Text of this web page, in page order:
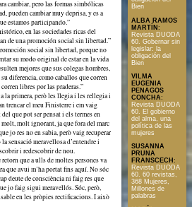
cambiar, pero las formas simbólicas
pueden cambiar muy deprisa, y es a
estamos participando.”
en las sociedades ricas del
de una promoción social sin libertad.”
social sin libertad, porque no
su modo original de estar en la vida
mejores que sus colegas hombres,
diferencia, como caballos que corren
libres por las praderas.”
la primera, però les llegia i les rellegia i
trencar el meu Finisterre i em vaig
que pot ser pensat i els termes en
molt ignorant, ja que fora del marc
jo res no en sabia, però vaig recuperar
sensació meravellosa d’entendre i
i redescobrir de nou.
retorn que a ulls de moltes persones va
que avui m’ha portat fins aquí. No sóc
deute de consciència ni faig res que
jo faig sigui meravellós. Sóc, però,
en les pròpies rectificacions. I això
Bien
ALBA RAMOS
MARTÍN :
Revista DUODA
60. Gobernar sin
legislar: la
obligación del
Bien
VILMA
EUGENIA
PENAGOS
CONCHA:
Revista DUODA
60. El gobierno
del alma, una
política de las
mujeres
SUSANNA
PRUNA
FRANSCECH :
Revista DUODA
60. 60 revistas,
368 Mujeres,
Millones de
palabras